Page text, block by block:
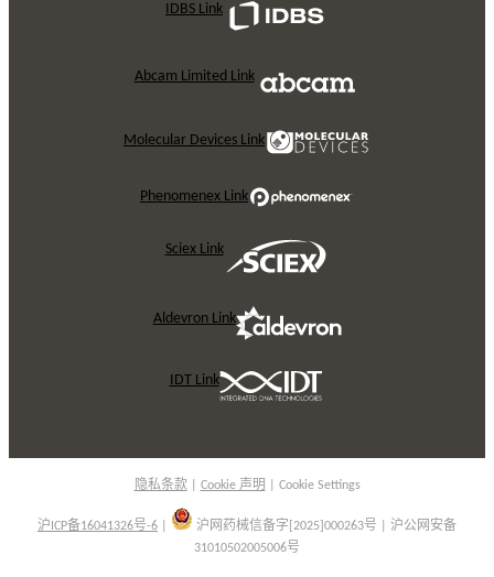
IDBS Link
Abcam Limited Link
Molecular Devices Link
Phenomenex Link
Sciex Link
Aldevron Link
IDT Link
隐私条款 Cookie 声明 Cookie Settings
沪ICP备16041326号-6
沪网药械信备字[2025]000263号 | 沪公网安备
31010502005006号